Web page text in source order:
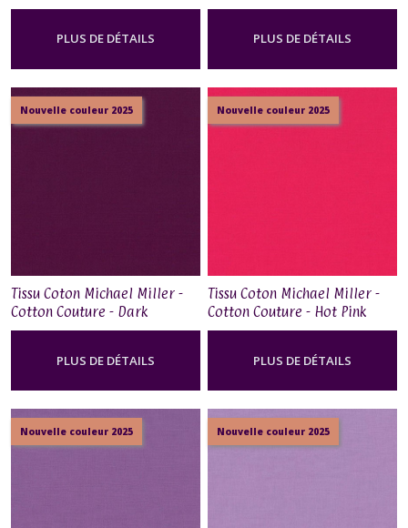
PLUS DE DÉTAILS PLUS DE DÉTAILS
Nouvelle couleur 2025
Tissu Coton Michael Miller -
Cotton Couture - Dark
Magenta
PLUS DE DÉTAILS
Nouvelle couleur 2025
Tissu Coton Michael Miller -
Cotton Couture - Hot Pink
PLUS DE DÉTAILS
Nouvelle couleur 2025 Nouvelle couleur 2025